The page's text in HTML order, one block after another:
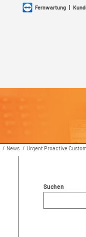
Fernwartung |
/ News / Urgent Proactive
Suchen